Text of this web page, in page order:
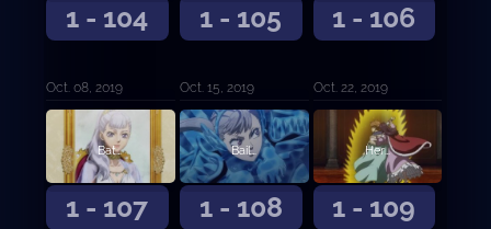
1 - 104
Oct. 08, 2019
1 - 105
Oct. 15, 2019
1 - 106
Oct. 22, 2019
1 - 107
Batalla final en el Castillo Trébol
1 - 108
Bailarina del campo de batalla
1 - 109
Hermanos de magia espacial